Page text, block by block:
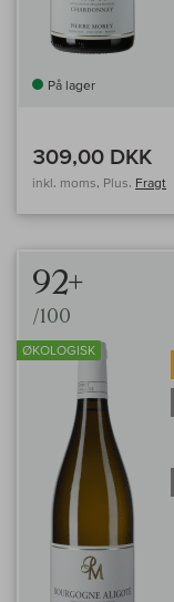
På lager
309,00 DKK
inkl. moms, Plus. Fragt
92+
/100
ØKOLOGISK